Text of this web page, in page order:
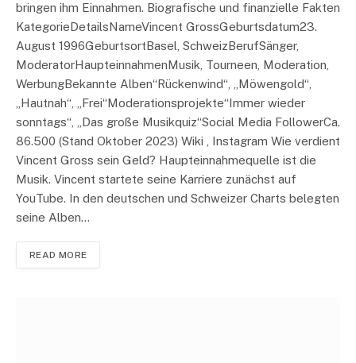
bringen ihm Einnahmen. Biografische und finanzielle Fakten
KategorieDetailsNameVincent GrossGeburtsdatum23.
August 1996GeburtsortBasel, SchweizBerufSänger,
ModeratorHaupteinnahmenMusik, Tourneen, Moderation,
WerbungBekannte Alben“Rückenwind“, „Möwengold“,
„Hautnah“, „Frei“Moderationsprojekte“Immer wieder
sonntags“, „Das große Musikquiz“Social Media FollowerCa.
86.500 (Stand Oktober 2023) Wiki , Instagram Wie verdient
Vincent Gross sein Geld? Haupteinnahmequelle ist die
Musik. Vincent startete seine Karriere zunächst auf
YouTube. In den deutschen und Schweizer Charts belegten
seine Alben…
READ MORE